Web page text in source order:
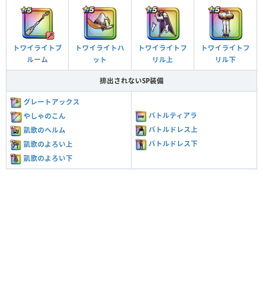
トワイライトブ
ルーム
トワイライトハ
ット
トワイライトフ
リル上
トワイライトフ
リル下
排出されないSP装備
グレートアックス
やしゃのこん
凱歌のヘルム
凱歌のよろい上
凱歌のよろい下
バトルティアラ
バトルドレス上
バトルドレス下